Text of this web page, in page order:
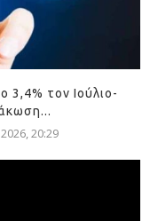
τον Ιούλιο-
20:29